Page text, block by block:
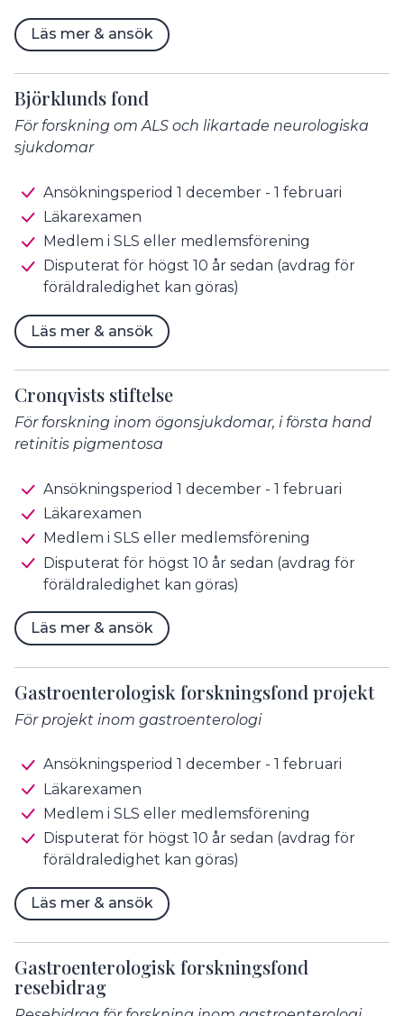
Läs mer & ansök
Björklunds fond
För forskning om ALS och likartade neurologiska
sjukdomar
Ansökningsperiod 1 december - 1 februari
Läkarexamen
Medlem i SLS eller medlemsförening
Disputerat för högst 10 år sedan (avdrag för
föräldraledighet kan göras)
Läs mer & ansök
Cronqvists stiftelse
För forskning inom ögonsjukdomar, i första hand
retinitis pigmentosa
Ansökningsperiod 1 december - 1 februari
Läkarexamen
Medlem i SLS eller medlemsförening
Disputerat för högst 10 år sedan (avdrag för
föräldraledighet kan göras)
Läs mer & ansök
Gastroenterologisk forskningsfond projekt
För projekt inom gastroenterologi
Ansökningsperiod 1 december - 1 februari
Läkarexamen
Medlem i SLS eller medlemsförening
Disputerat för högst 10 år sedan (avdrag för
föräldraledighet kan göras)
Läs mer & ansök
Gastroenterologisk forskningsfond
resebidrag